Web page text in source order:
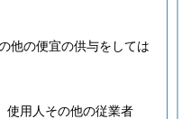
他の便宜の供与をしては
使用人その他の従業者